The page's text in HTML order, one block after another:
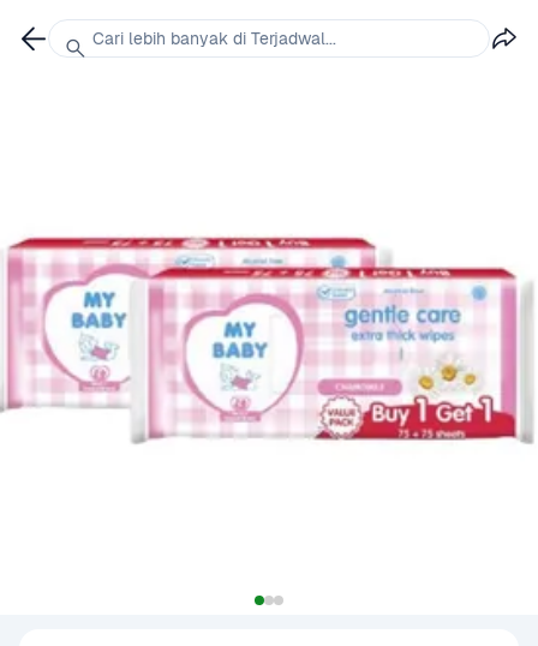
Cari lebih banyak di Terjadwal...